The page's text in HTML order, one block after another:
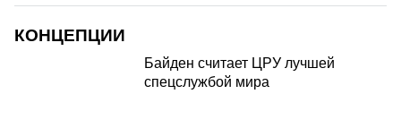
КОНЦЕПЦИИ
Байден считает ЦРУ лучшей
спецслужбой мира